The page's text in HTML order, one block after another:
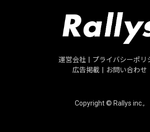
運営会社
プライバシーポリ
広告掲載
お問い合わせ
Copyright © Rallys inc.,